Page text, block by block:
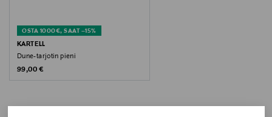
Valmistusmaa
Italia
Valmistajan tuotenumero
OSTA 1000€, SAAT –15%
KARTELL
Dune-tarjotin pieni
Original Price
99,00 €